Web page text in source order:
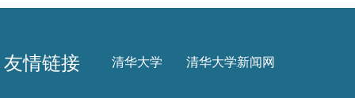
友情链接 清华大学 清华大学新闻网